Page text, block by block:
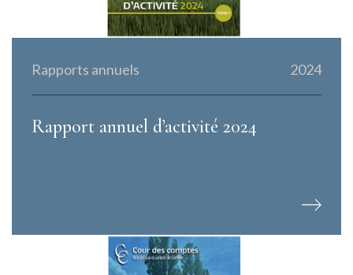
Rapports annuels 2024
Rapport annuel d’activité 2024